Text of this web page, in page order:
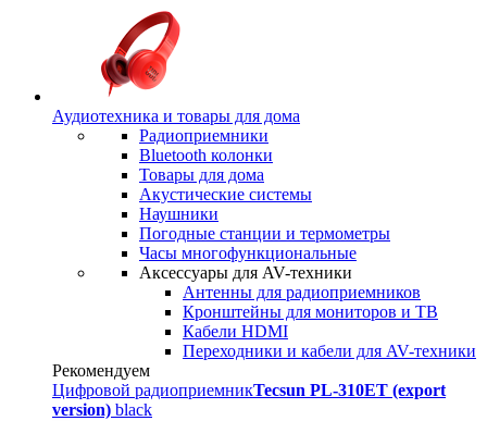
Аудиотехника и товары для дома
Радиоприемники
Bluetooth колонки
Товары для дома
Акустические системы
Наушники
Погодные станции и термометры
Часы многофункциональные
Аксессуары для AV-техники
Антенны для радиоприемников
Кронштейны для мониторов и ТВ
Кабели HDMI
Переходники и кабели для AV-техники
Рекомендуем
Цифровой радиоприемникTecsun PL-310ET (export
version) black